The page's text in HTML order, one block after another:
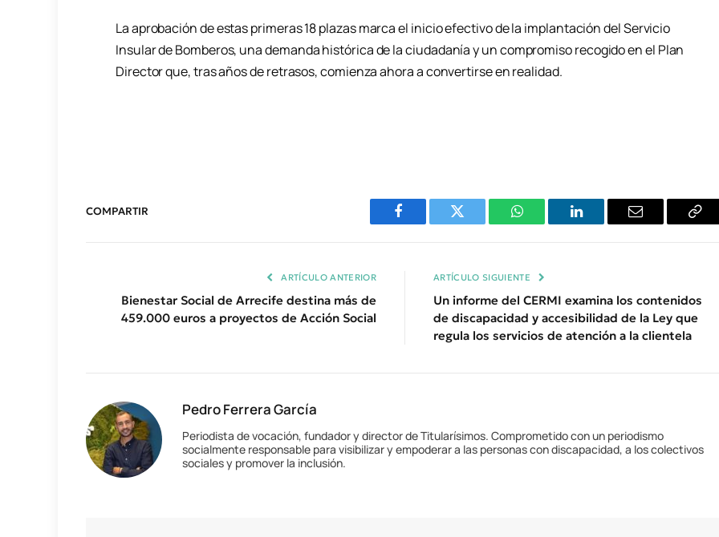
La aprobación de estas primeras 18 plazas marca el inicio efectivo de la implantación del Servicio
Insular de Bomberos, una demanda histórica de la ciudadanía y un compromiso recogido en el Plan
Director que, tras años de retrasos, comienza ahora a convertirse en realidad.
COMPARTIR
Facebook Twitter WhatsAppLinkedIn Email
ARTÍCULO ANTERIOR
Bienestar Social de Arrecife destina más de
459.000 euros a proyectos de Acción Social
ARTÍCULO SIGUIENTE
Un informe del CERMI examina los contenidos
de discapacidad y accesibilidad de la Ley que
regula los servicios de atención a la clientela
Pedro Ferrera García
Periodista de vocación, fundador y director de Titularísimos. Comprometido con un periodismo
socialmente responsable para visibilizar y empoderar a las personas con discapacidad, a los colectivos
sociales y promover la inclusión.